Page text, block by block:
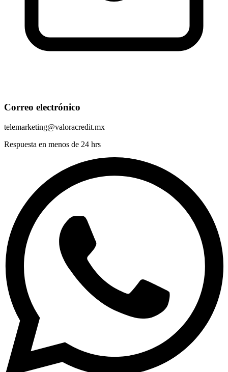
Correo electrónico
telemarketing@valoracredit.mx
Respuesta en menos de 24 hrs